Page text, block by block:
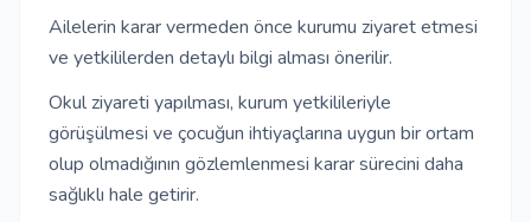
Ailelerin karar vermeden önce kurumu ziyaret etmesi
ve yetkililerden detaylı bilgi alması önerilir.
Okul ziyareti yapılması, kurum yetkilileriyle
görüşülmesi ve çocuğun ihtiyaçlarına uygun bir ortam
olup olmadığının gözlemlenmesi karar sürecini daha
sağlıklı hale getirir.